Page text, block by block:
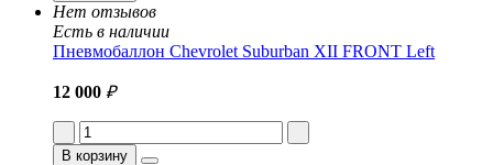
Нет отзывов
Есть в наличии
Пневмобаллон Chevrolet Suburban XII FRONT Left
12 000 ₽
В корзину